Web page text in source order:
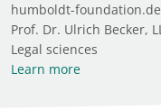
humboldt-foundation.de
Prof. Dr. Ulrich Becker,
Legal sciences
Learn more